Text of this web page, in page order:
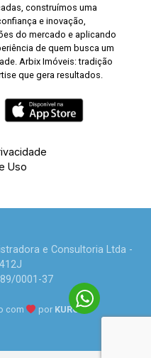
construímos uma
e inovação,
do mercado e aplicando
de quem busca um
Arbix Imóveis: tradição
que gera resultados.
Uso
e Consultoria Ltda -
0001-37
com por KUROLE